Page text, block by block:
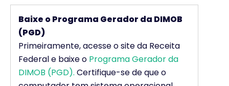
Baixe o Programa Gerador da DIMOB
(PGD)
Primeiramente, acesse o site da Receita
Federal e baixe o Programa Gerador da
DIMOB (PGD). Certifique-se de que o